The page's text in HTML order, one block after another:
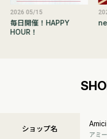
2026 05/15
毎日開催！HAPPY
HOUR！
ショップ名
Amici
アミ